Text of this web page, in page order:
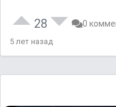
28 0
5 лет назад